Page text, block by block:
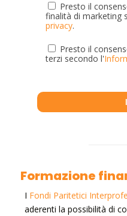
Presto il
finalità di marketing
privacy.
Presto il
terzi secondo l'
Formazione
I Fondi Paritetici
aderenti la possibilità di